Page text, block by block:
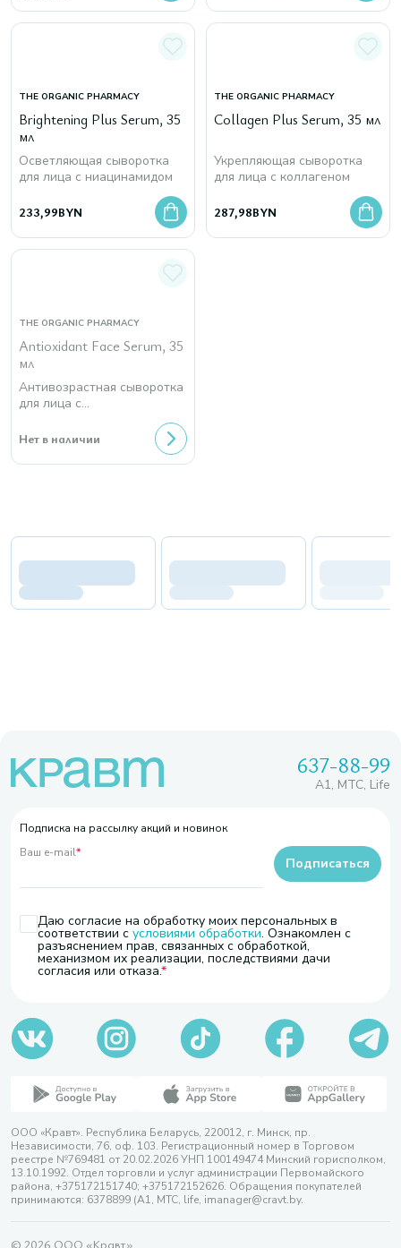
THE ORGANIC PHARMACY
Brightening Plus Serum, 35
мл
Осветляющая сыворотка
для лица с ниацинамидом
233,99BYN
THE ORGANIC PHARMACY
Collagen Plus Serum, 35 мл
Укрепляющая сыворотка
для лица с коллагеном
287,98BYN
THE ORGANIC PHARMACY
Antioxidant Face Serum, 35
мл
Антивозрастная сыворотка
для лица с
Нет в наличии
637-88-99
A1, МТС, Life
Подписка на рассылку акций и новинок
Ваш e-mail*
Даю согласие на обработку моих персональных в
соответствии с условиями обработки. Ознакомлен с
разъяснением прав, связанных с обработкой,
механизмом их реализации, последствиями дачи
согласия или отказа.
Подписаться
ООО «Кравт». Республика Беларусь, 220012, г. Минск, пр.
Независимости, 76, оф. 103. Регистрационный номер в Торговом
реестре №769481 от 20.02.2026 УНП 100149474 Минский горисполком,
13.10.1992. Отдел торговли и услуг администрации Первомайского
района, +375172151740; +375172152626. Обращения покупателей
принимаются: 6378899 (А1, МТС, life, imanager@cravt.by.
© 2026 ООО «Кравт»